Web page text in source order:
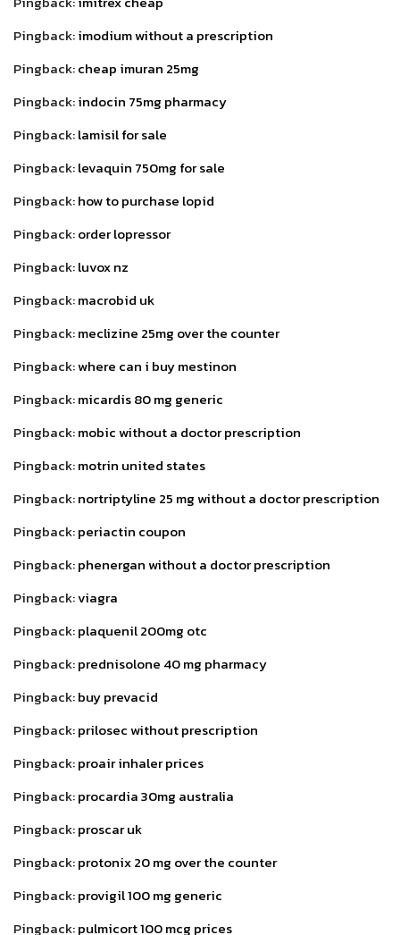
Pingback:imodium without a prescription
Pingback:cheap imuran 25mg
Pingback:indocin 75mg pharmacy
Pingback:lamisil for sale
Pingback:levaquin 750mg for sale
Pingback:how to purchase lopid
Pingback:order lopressor
Pingback:luvox nz
Pingback:macrobid uk
Pingback:meclizine 25mg over the counter
Pingback:where can i buy mestinon
Pingback:micardis 80 mg generic
Pingback:mobic without a doctor prescription
Pingback:motrin united states
Pingback:nortriptyline 25 mg without a doctor prescription
Pingback:periactin coupon
Pingback:phenergan without a doctor prescription
Pingback:viagra
Pingback:plaquenil 200mg otc
Pingback:prednisolone 40 mg pharmacy
Pingback:buy prevacid
Pingback:prilosec without prescription
Pingback:proair inhaler prices
Pingback:procardia 30mg australia
Pingback:proscar uk
Pingback:protonix 20 mg over the counter
Pingback:provigil 100 mg generic
Pingback:pulmicort 100 mcg prices